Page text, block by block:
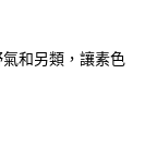
結算日後寄送繳費提
「AFTEE先享後付」
和另類，讓素色